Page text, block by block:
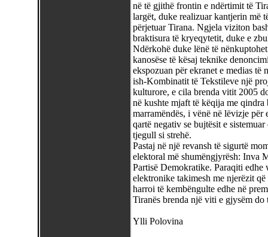
në të gjithë frontin e ndërtimit të
largët, duke realizuar kantjerin më
përjetuar Tirana. Ngjela viziton
braktisura të kryeqytetit, duke e
Ndërkohë duke lënë të
kanosëse të kësaj teknike
ekspozuan për ekranet e medias të
ish-Kombinatit të Tekstileve një
kulturore, e cila brenda vitit 2005
në kushte mjaft të këqija me
marramëndës, i vënë në lëvizje
qartë negativ se bujtësit e
tjegull si strehë.
Pastaj në një revansh të sigurtë
elektoral më shumëngjyrësh: Inva
Partisë Demokratike. Paraqiti
elektronike takimesh me njerëzit
harroi të kembëngulte edhe në
Tiranës brenda një viti e gjysëm do
Ylli Polovina